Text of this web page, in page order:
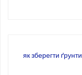
як зберегти ґрунти